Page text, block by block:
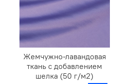
Жемчужно-лавандовая
ткань с добавлением
шелка (50 г/м2)